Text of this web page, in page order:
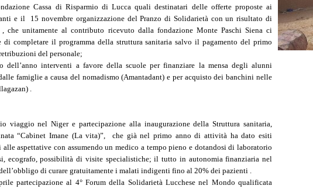
Cassa di Risparmio di Lucca quali destinatari delle offerte proposte ai
e il 15 novembre organizzazione del Pranzo di Solidarietà con un risultato di
che unitamente al contributo ricevuto dalla fondazione Monte Paschi Siena ci
di completare il programma della struttura sanitaria salvo il pagamento del primo
del personale;
dell’anno interventi a favore della scuole per finanziare la mensa degli alunni
famiglie a causa del nomadismo (Amantadant) e per acquisto dei banchini nelle
.
viaggio nel Niger e partecipazione alla inaugurazione della Struttura sanitaria,
“Cabinet Imane (La vita)”, che già nel primo anno di attività ha dato esiti
alle aspettative con assumendo un medico a tempo pieno e dotandosi di laboratorio
ecografo, possibilità di visite specialistiche; il tutto in autonomia finanziaria nel
di curare gratuitamente i malati indigenti fino al 20% dei pazienti .
partecipazione al 4° Forum della Solidarietà Lucchese nel Mondo qualificata